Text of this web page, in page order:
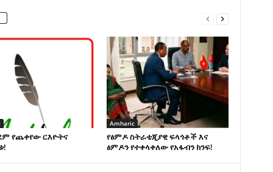
የጨቀየው ርእዮትና
Amharic
የፅምዶ ስትራቴጂያዊ ፍላጎቶች እና
ፅምዶን የተቀላቀለው የአፋብን ክንፍ!